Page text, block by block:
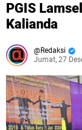
PGIS
Kalianda
Redaksi
Jumat, 27